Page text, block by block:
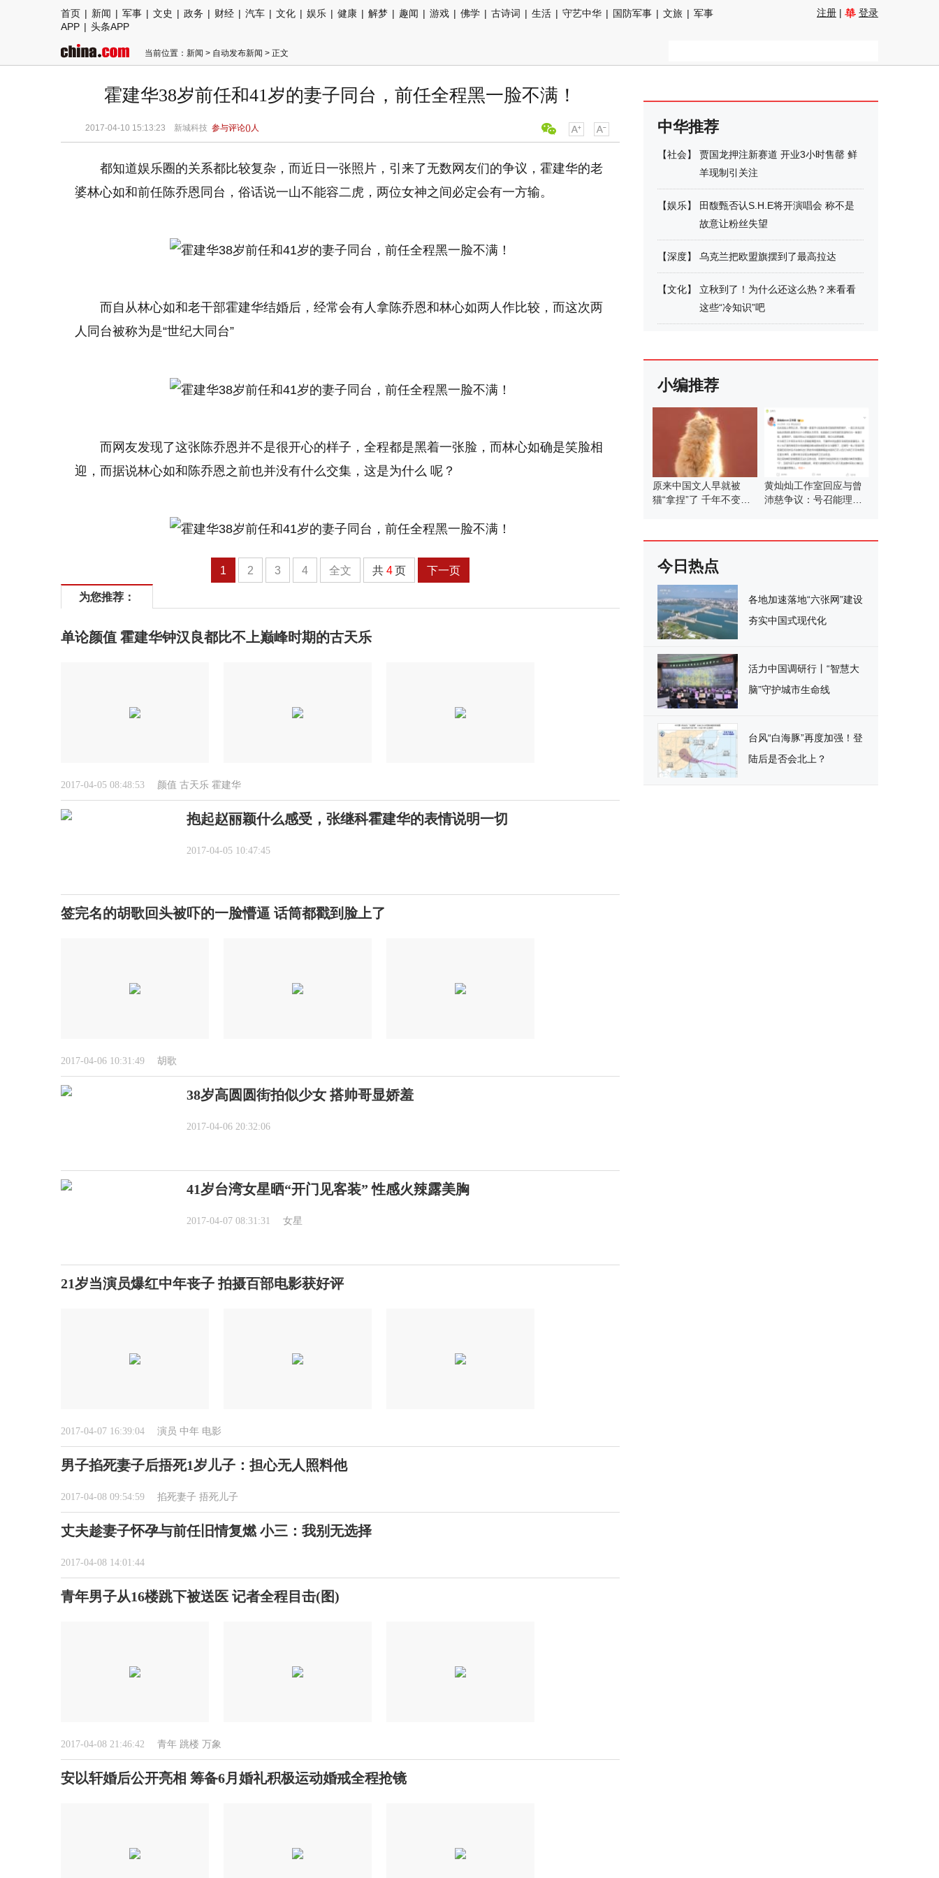
首页 | 新闻 | 军事 | 文史 | 政务 | 财经 | 汽车 | 文化 | 娱乐 | 健康 | 解梦 | 趣闻 | 游戏 | 佛学 | 古诗词 | 生活 | 守艺中华 | 国防军事 | 文旅 | 军事
APP | 头条APP
注册 | 登录
当前位置： 新闻 > 自动发布新闻 > 正文
霍建华38岁前任和41岁的妻子同台，前任全程黑一脸不满！
2017-04-10 15:13:23 新城科技 参与评论()人
都知道娱乐圈的关系都比较复杂，而近日一张照片，引来了无数网友们的争议，霍建华的老
婆林心如和前任陈乔恩同台，俗话说一山不能容二虎，两位女神之间必定会有一方输。
而自从林心如和老干部霍建华结婚后，经常会有人拿陈乔恩和林心如两人作比较，而这次两
人同台被称为是“世纪大同台”
而网友发现了这张陈乔恩并不是很开心的样子，全程都是黑着一张脸，而林心如确是笑脸相
迎，而据说林心如和陈乔恩之前也并没有什么交集，这是为什么 呢？
1 2 3 4 全文 共 4 页 下一页
为您推荐：
单论颜值 霍建华钟汉良都比不上巅峰时期的古天乐
2017-04-05 08:48:53 颜值 古天乐 霍建华
抱起赵丽颖什么感受，张继科霍建华的表情说明一切
2017-04-05 10:47:45
签完名的胡歌回头被吓的一脸懵逼 话筒都戳到脸上了
2017-04-06 10:31:49 胡歌
38岁高圆圆街拍似少女 搭帅哥显娇羞
2017-04-06 20:32:06
41岁台湾女星晒“开门见客装” 性感火辣露美胸
2017-04-07 08:31:31 女星
21岁当演员爆红中年丧子 拍摄百部电影获好评
2017-04-07 16:39:04 演员 中年 电影
男子掐死妻子后捂死1岁儿子：担心无人照料他
2017-04-08 09:54:59 掐死妻子 捂死儿子
丈夫趁妻子怀孕与前任旧情复燃 小三：我别无选择
2017-04-08 14:01:44
青年男子从16楼跳下被送医 记者全程目击(图)
2017-04-08 21:46:42 青年 跳楼 万象
安以轩婚后公开亮相 筹备6月婚礼积极运动婚戒全程抢镜
中华推荐
【社会】
贾国龙押注新赛道 开业3小时售罄 鲜
羊现制引关注
【娱乐】
田馥甄否认S.H.E将开演唱会 称不是
故意让粉丝失望
【深度】 乌克兰把欧盟旗摆到了最高拉达
【文化】
立秋到了！为什么还这么热？来看看
这些“冷知识”吧
小编推荐
原来中国文人早就被
猫“拿捏”了 千年不变的
黄灿灿工作室回应与曾
沛慈争议：号召能理智
今日热点
各地加速落地“六张网”建设
夯实中国式现代化
活力中国调研行丨“智慧大
脑”守护城市生命线
台风“白海豚”再度加强！登
陆后是否会北上？